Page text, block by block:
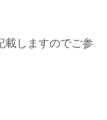
載しますのでご参